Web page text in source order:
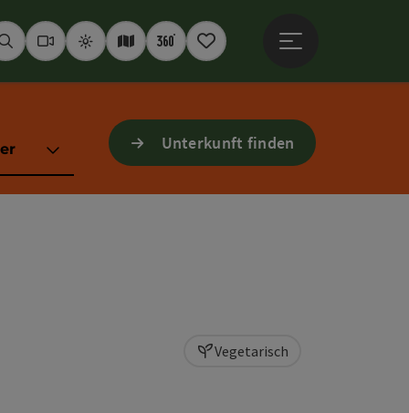
SuchenWebcams
WetterInteraktive Karte
360° Panoramen
Merkzettel
Unterkunft finden
Vegetarisch